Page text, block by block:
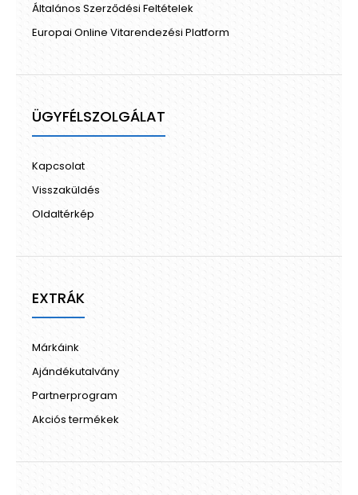
Általános Szerződési Feltételek
Europai Online Vitarendezési Platform
ÜGYFÉLSZOLGÁLAT
Kapcsolat
Visszaküldés
Oldaltérkép
EXTRÁK
Márkáink
Ajándékutalvány
Partnerprogram
Akciós termékek